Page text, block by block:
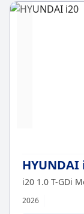
HYUNDAI
i20 1.0 T-GDi
2026